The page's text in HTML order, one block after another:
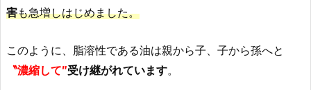
害も急増しはじめました。
このように、脂溶性である油は親から子、子から孫へと
〝濃縮して″受け継がれています。